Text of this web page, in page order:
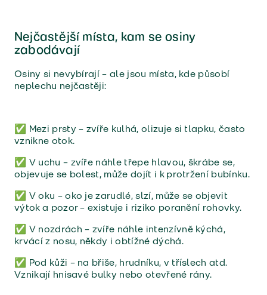
Nejčastější místa, kam se osiny
zabodávají
Osiny si nevybírají – ale jsou místa, kde působí
neplechu nejčastěji:
✅ Mezi prsty – zvíře kulhá, olizuje si tlapku, často
vznikne otok.
✅ V uchu – zvíře náhle třepe hlavou, škrábe se,
objevuje se bolest, může dojít i k protržení bubínku.
✅ V oku – oko je zarudlé, slzí, může se objevit
výtok a pozor – existuje i riziko poranění rohovky.
✅ V nozdrách – zvíře náhle intenzívně kýchá,
krvácí z nosu, někdy i obtížné dýchá.
✅ Pod kůži – na břiše, hrudníku, v tříslech atd.
Vznikají hnisavé bulky nebo otevřené rány.